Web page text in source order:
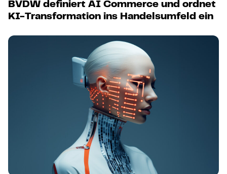
BVDW definiert AI Commerce und ordnet
KI-Transformation ins Handelsumfeld ein